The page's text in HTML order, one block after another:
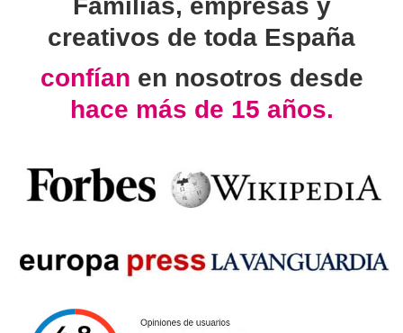
Familias, empresas y
creativos de toda España
confían en nosotros desde
hace más de 15 años.